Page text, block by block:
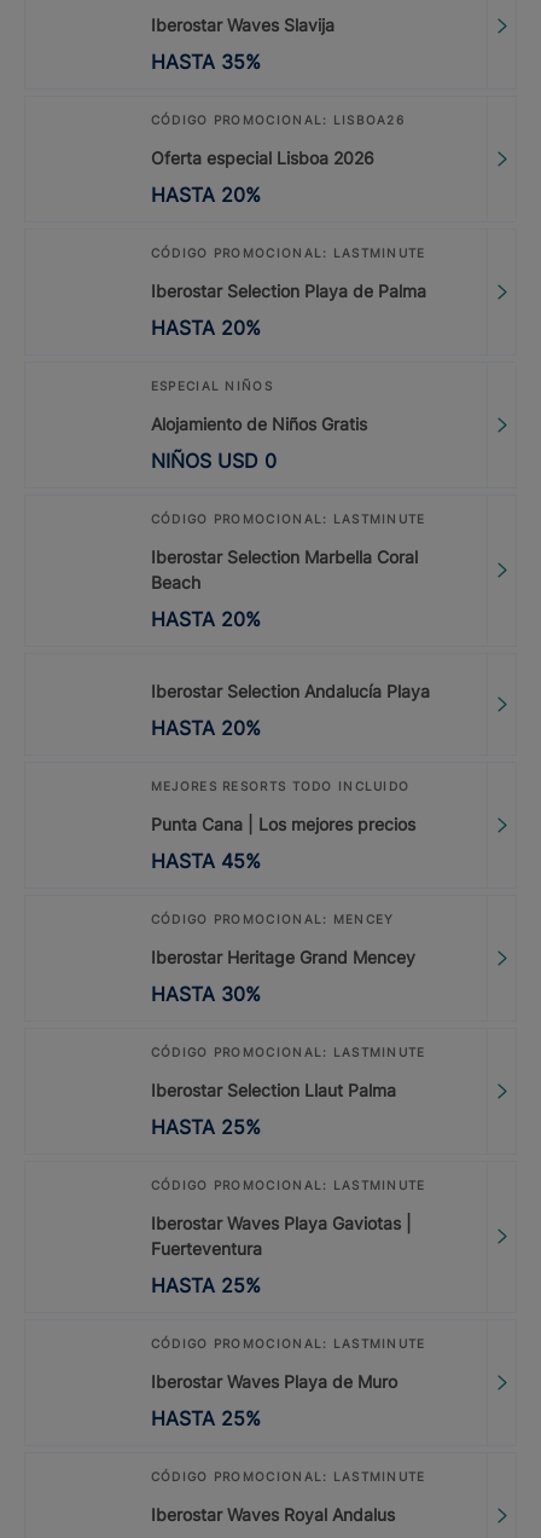
Iberostar Waves Slavija
HASTA 35%
CÓDIGO PROMOCIONAL: LISBOA26
Oferta especial Lisboa 2026
HASTA 20%
CÓDIGO PROMOCIONAL: LASTMINUTE
Iberostar Selection Playa de Palma
HASTA 20%
ESPECIAL NIÑOS
Alojamiento de Niños Gratis
NIÑOS USD 0
CÓDIGO PROMOCIONAL: LASTMINUTE
Iberostar Selection Marbella Coral
Beach
HASTA 20%
Iberostar Selection Andalucía Playa
HASTA 20%
MEJORES RESORTS TODO INCLUIDO
Punta Cana | Los mejores precios
HASTA 45%
CÓDIGO PROMOCIONAL: MENCEY
Iberostar Heritage Grand Mencey
HASTA 30%
CÓDIGO PROMOCIONAL: LASTMINUTE
Iberostar Selection Llaut Palma
HASTA 25%
CÓDIGO PROMOCIONAL: LASTMINUTE
Iberostar Waves Playa Gaviotas |
Fuerteventura
HASTA 25%
CÓDIGO PROMOCIONAL: LASTMINUTE
Iberostar Waves Playa de Muro
HASTA 25%
CÓDIGO PROMOCIONAL: LASTMINUTE
Iberostar Waves Royal Andalus